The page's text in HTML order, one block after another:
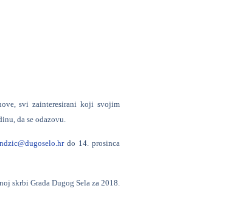
svi zainteresirani koji svojim
da se odazovu.
do 14. prosinca
skrbi Grada Dugog Sela za 2018.